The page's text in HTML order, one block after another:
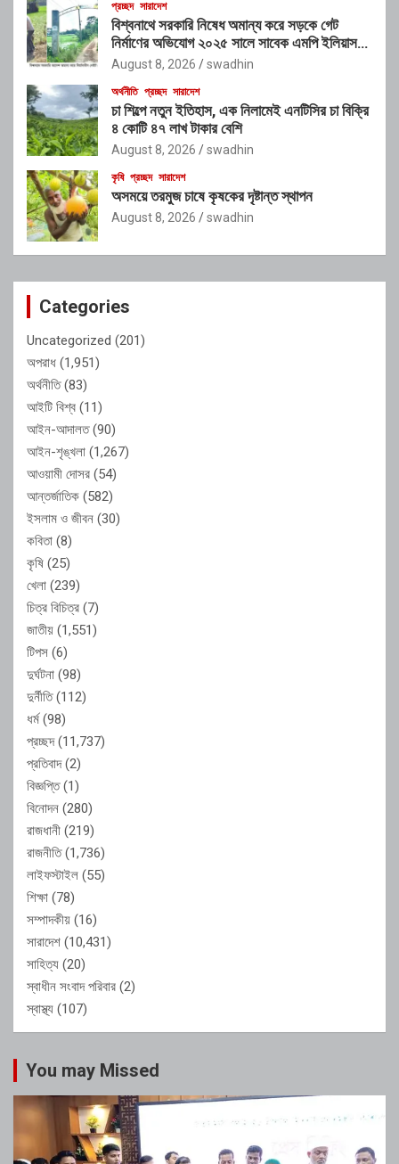
প্রচ্ছদ সারাদেশ
বিশ্বনাথে সরকারি নিষেধ অমান্য করে সড়কে গেট
নির্মাণের অভিযোগ ২০২৫ সালে সাবেক এমপি ইলিয়াস
আলীর নামে নামফলক স্থাপনের অভিযোগ
August 8, 2026 swadhin
অর্থনীতি প্রচ্ছদ সারাদেশ
চা শিল্পে নতুন ইতিহাস, এক নিলামেই এনটিসির চা বিক্রি
৪ কোটি ৪৭ লাখ টাকার বেশি
August 8, 2026 swadhin
কৃষি প্রচ্ছদ সারাদেশ
অসময়ে তরমুজ চাষে কৃষকের দৃষ্টান্ত স্থাপন
August 8, 2026 swadhin
Categories
Uncategorized (201)
অপরাধ (1,951)
অর্থনীতি(83)
আইটি বিশ্ব (11)
আইন-আদালত(90)
আইন-শৃঙ্খলা (1,267)
আওয়ামী দোসর (54)
আন্তর্জাতিক (582)
ইসলাম ও জীবন (30)
কবিতা (8)
কৃষি (25)
খেলা (239)
চিত্র বিচিত্র (7)
জাতীয় (1,551)
টিপস (6)
দুর্ঘটনা (98)
দুর্নীতি(112)
ধর্ম(98)
প্রচ্ছদ(11,737)
প্রতিবাদ(2)
বিজ্ঞপ্তি(1)
বিনোদন (280)
রাজধানী (219)
রাজনীতি(1,736)
লাইফস্টাইল (55)
শিক্ষা (78)
সম্পাদকীয় (16)
সারাদেশ (10,431)
সাহিত্য (20)
স্বাধীন সংবাদ পরিবার (2)
স্বাস্থ্য (107)
You may Missed